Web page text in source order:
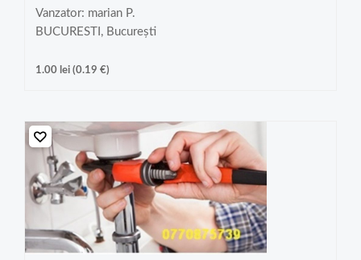
Vanzator: marian P.
BUCURESTI, București
1.00 lei(0.19 €)